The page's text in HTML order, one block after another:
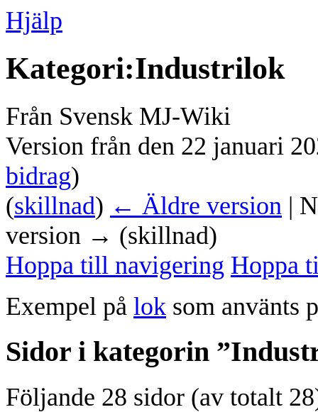
Hjälp
Kategori:Industrilok
Från Svensk MJ-Wiki
Version från den 22 januari
bidrag)
(skillnad) ← Äldre version |
version → (skillnad)
Hoppa till navigering Hoppa
Exempel på lok som använts
Sidor i kategorin
Följande 28 sidor (av totalt